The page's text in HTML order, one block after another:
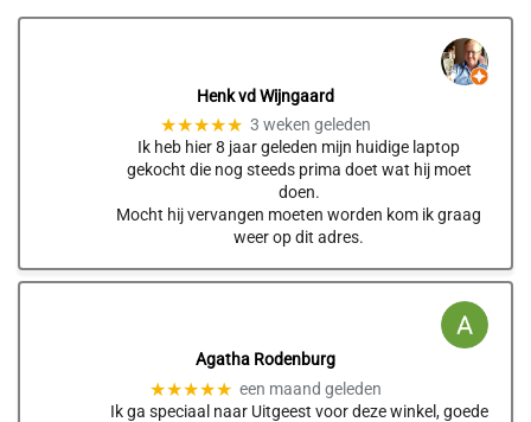
Henk vd Wijngaard
★★★★★ 3 weken geleden
Ik heb hier 8 jaar geleden mijn huidige laptop
gekocht die nog steeds prima doet wat hij moet
doen.
Mocht hij vervangen moeten worden kom ik graag
weer op dit adres.
Agatha Rodenburg
★★★★★ een maand geleden
Ik ga speciaal naar Uitgeest voor deze winkel, goede